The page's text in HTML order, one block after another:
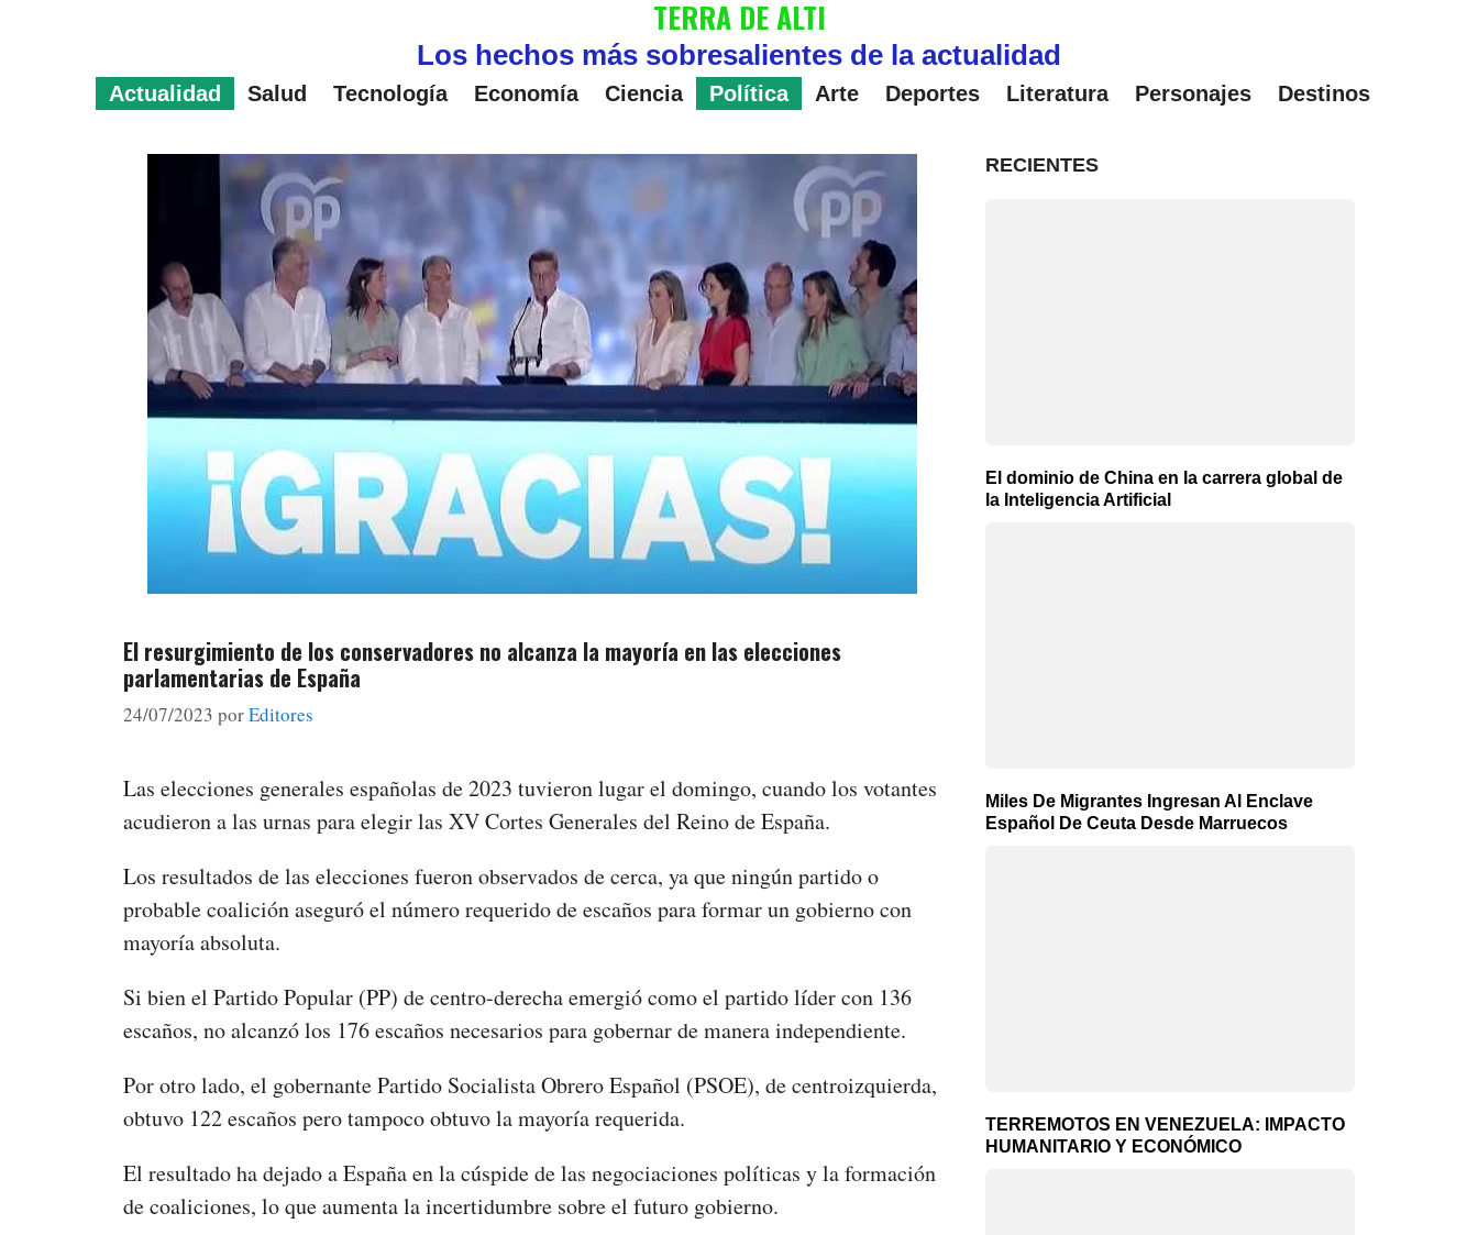
TERRA DE ALTI
Los hechos más sobresalientes de la actualidad
Actualidad Salud Tecnología Economía Ciencia Política Arte Deportes Literatura Personajes Destinos
El resurgimiento de los conservadores no alcanza la mayoría en las elecciones
parlamentarias de España
24/07/2023 porEditores
Las elecciones generales españolas de 2023 tuvieron lugar el domingo, cuando los votantes
acudieron a las urnas para elegir las XV Cortes Generales del Reino de España.
Los resultados de las elecciones fueron observados de cerca, ya que ningún partido o
probable coalición aseguró el número requerido de escaños para formar un gobierno con
mayoría absoluta.
Si bien el Partido Popular (PP) de centro-derecha emergió como el partido líder con 136
escaños, no alcanzó los 176 escaños necesarios para gobernar de manera independiente.
Por otro lado, el gobernante Partido Socialista Obrero Español (PSOE), de centroizquierda,
obtuvo 122 escaños pero tampoco obtuvo la mayoría requerida.
El resultado ha dejado a España en la cúspide de las negociaciones políticas y la formación
de coaliciones, lo que aumenta la incertidumbre sobre el futuro gobierno.
RECIENTES
El dominio de China en la carrera global de
la Inteligencia Artificial
Miles De Migrantes Ingresan Al Enclave
Español De Ceuta Desde Marruecos
TERREMOTOS EN VENEZUELA: IMPACTO
HUMANITARIO Y ECONÓMICO